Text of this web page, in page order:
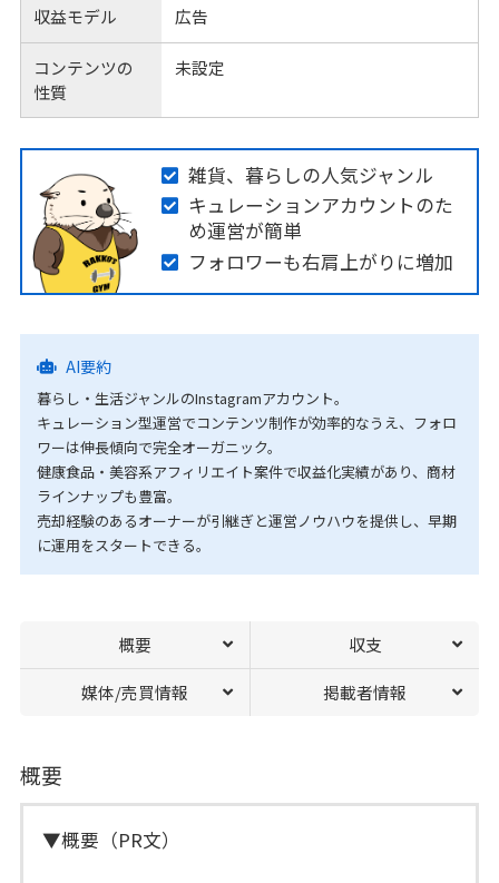
収益モデル 広告
コンテンツの
性質
未設定
雑貨、暮らしの人気ジャンル
キュレーションアカウントのた
め運営が簡単
フォロワーも右肩上がりに増加
AI要約
暮らし・生活ジャンルのInstagramアカウント。
キュレーション型運営でコンテンツ制作が効率的なうえ、フォロ
ワーは伸長傾向で完全オーガニック。
健康食品・美容系アフィリエイト案件で収益化実績があり、商材
ラインナップも豊富。
売却経験のあるオーナーが引継ぎと運営ノウハウを提供し、早期
に運用をスタートできる。
概要 収支
媒体/売買情報 掲載者情報
概要
▼概要（PR文）